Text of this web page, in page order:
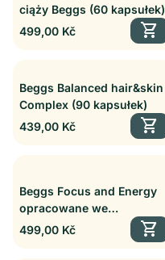
ciąży Beggs (60 kapsułek)
Cena regularna
499,00 Kč shopping_cart
Beggs Balanced hair&skin
Complex (90 kapsułek)
Cena regularna
439,00 Kč shopping_cart
Beggs Focus and Energy
opracowane we
współpracy z Markiem
Dvořákiem (60 cps.)
Cena regularna
499,00 Kč shopping_cart